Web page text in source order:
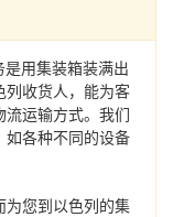
用集装箱装满出
列收货人，能为客
运输方式。我们
如各种不同的设备
为您到以色列的集